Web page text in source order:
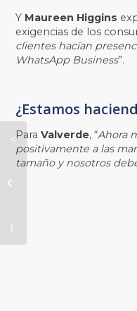
Y Maureen Higgins
exigencias de los
clientes hacían
WhatsApp Business”.
¿Estamos
Para Valverde, “Ahora
positivamente a las
tamaño y nosotros
Top 10
posts de